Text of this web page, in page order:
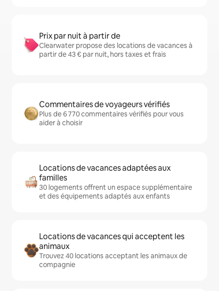
Prix par nuit à partir de
Clearwater propose des locations de vacances à
partir de 43 € par nuit, hors taxes et frais
Commentaires de voyageurs vérifiés
Plus de 6 770 commentaires vérifiés pour vous
aider à choisir
Locations de vacances adaptées aux
familles
30 logements offrent un espace supplémentaire
et des équipements adaptés aux enfants
Locations de vacances qui acceptent les
animaux
Trouvez 40 locations acceptant les animaux de
compagnie